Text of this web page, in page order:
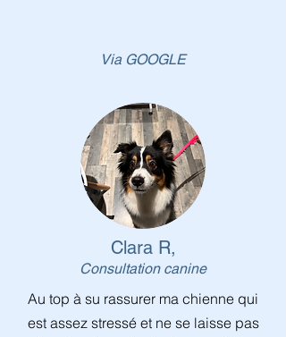
Via GOOGLE
Clara R,
Consultation canine
Au top à su rassurer ma chienne qui
est assez stressé et ne se laisse pas